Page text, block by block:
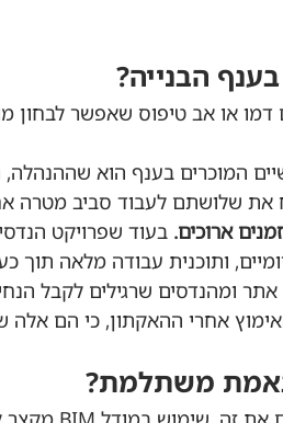
הבנייה?
דמו או אב טיפוס שאפשר לבחון
המוכרים בענף הוא
את שלושתם לעבוד סביב מטרה
בעוד שפרויקט
ותוכנית עבודה מלאה תוך
אתר ומהנדסים שרגילים לקבל
אחרי ההאקתון, כי הם אלה
באמת משתלמת?